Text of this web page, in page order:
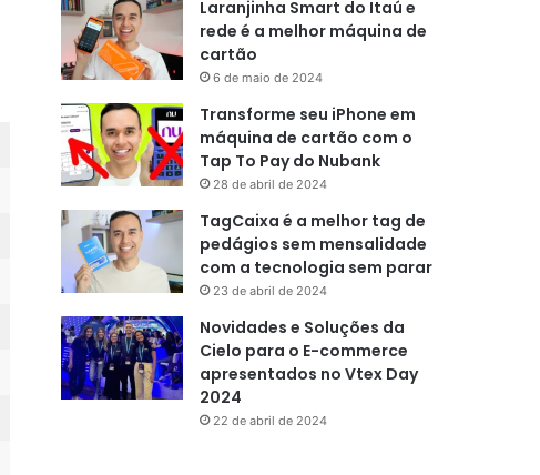
Laranjinha Smart do Itaú e
rede é a melhor máquina de
cartão
6 de maio de 2024
Transforme seu iPhone em
máquina de cartão com o
Tap To Pay do Nubank
28 de abril de 2024
TagCaixa é a melhor tag de
pedágios sem mensalidade
com a tecnologia sem parar
23 de abril de 2024
Novidades e Soluções da
Cielo para o E-commerce
apresentados no Vtex Day
2024
22 de abril de 2024